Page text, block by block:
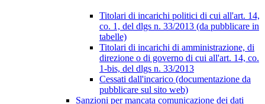
Titolari di incarichi politici di cui all'art. 14,
co. 1, del dlgs n. 33/2013 (da pubblicare in
tabelle)
Titolari di incarichi di amministrazione, di
direzione o di governo di cui all'art. 14, co.
1-bis, del dlgs n. 33/2013
Cessati dall'incarico (documentazione da
pubblicare sul sito web)
Sanzioni per mancata comunicazione dei dati